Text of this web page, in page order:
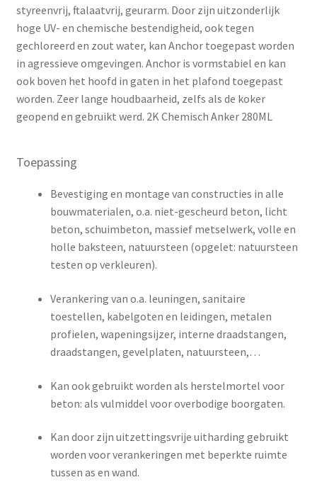
styreenvrij, ftalaatvrij, geurarm. Door zijn uitzonderlijk
hoge UV- en chemische bestendigheid, ook tegen
gechloreerd en zout water, kan Anchor toegepast worden
in agressieve omgevingen. Anchor is vormstabiel en kan
ook boven het hoofd in gaten in het plafond toegepast
worden. Zeer lange houdbaarheid, zelfs als de koker
geopend en gebruikt werd. 2K Chemisch Anker 280ML
Toepassing
Bevestiging en montage van constructies in alle
bouwmaterialen, o.a. niet-gescheurd beton, licht
beton, schuimbeton, massief metselwerk, volle en
holle baksteen, natuursteen (opgelet: natuursteen
testen op verkleuren).
Verankering van o.a. leuningen, sanitaire
toestellen, kabelgoten en leidingen, metalen
profielen, wapeningsijzer, interne draadstangen,
draadstangen, gevelplaten, natuursteen,…
Kan ook gebruikt worden als herstelmortel voor
beton: als vulmiddel voor overbodige boorgaten.
Kan door zijn uitzettingsvrije uitharding gebruikt
worden voor verankeringen met beperkte ruimte
tussen as en wand.